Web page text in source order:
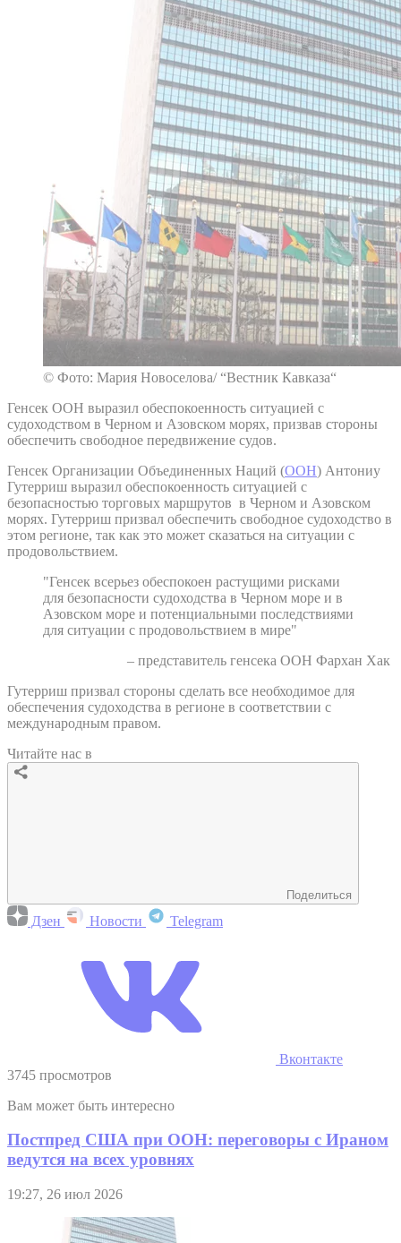
© Фото: Мария Новоселова/ “Вестник Кавказа“
Генсек ООН выразил обеспокоенность ситуацией с
судоходством в Черном и Азовском морях, призвав стороны
обеспечить свободное передвижение судов.
Генсек Организации Объединенных Наций (ООН) Антониу
Гутерриш выразил обеспокоенность ситуацией с
безопасностью торговых маршрутов в Черном и Азовском
морях. Гутерриш призвал обеспечить свободное судоходство в
этом регионе, так как это может сказаться на ситуации с
продовольствием.
"Генсек всерьез обеспокоен растущими рисками
для безопасности судоходства в Черном море и в
Азовском море и потенциальными последствиями
для ситуации с продовольствием в мире"
– представитель генсека ООН Фархан Хак
Гутерриш призвал стороны сделать все необходимое для
обеспечения судоходства в регионе в соответствии с
международным правом.
Читайте нас в
Поделиться
Дзен Новости Telegram
Вконтакте
3745 просмотров
Вам может быть интересно
Постпред США при ООН: переговоры с Ираном
ведутся на всех уровнях
19:27, 26 июл 2026